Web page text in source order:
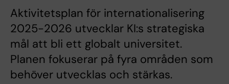
Aktivitetsplan för internationalisering
2025-2026 utvecklar KI:s strategiska
mål att bli ett globalt universitet.
Planen fokuserar på fyra områden som
behöver utvecklas och stärkas.